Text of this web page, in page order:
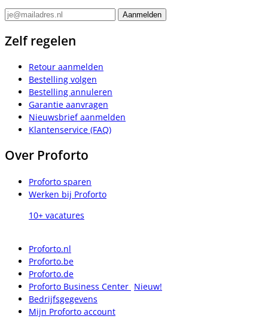
Zelf regelen
Retour aanmelden
Bestelling volgen
Bestelling annuleren
Garantie aanvragen
Nieuwsbrief aanmelden
Klantenservice (FAQ)
Over Proforto
Proforto sparen
Werken bij Proforto
10+ vacatures
Proforto.nl
Proforto.be
Proforto.de
Proforto Business Center Nieuw!
Bedrijfsgegevens
Mijn Proforto account